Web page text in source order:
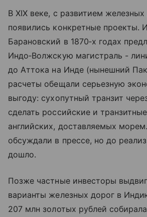
В XIX веке, с развитием железных
появились конкретные проекты.
Барановский в 1870‑х годах
Индо‑Волжскую магистраль -
до Аттока на Инде (нынешний
расчеты обещали серьезную
выгоду: сухопутный транзит
сделать российские и
английских, доставляемых
обсуждали в прессе, но до
дошло.
Позже частные инвесторы
варианты железных дорог в
207 млн золотых рублей